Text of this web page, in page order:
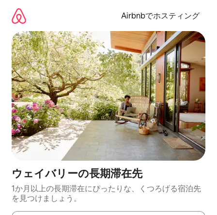
Airbnbでホスティング
ウェイバリーの長期滞在先
1か月以上の長期滞在にぴったりな、くつろげる宿泊先
を見つけましょう。